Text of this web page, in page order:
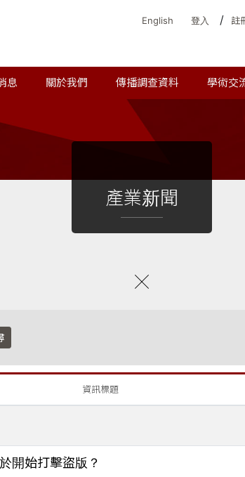
English 登入 / 註
息 關於我們 傳播調查資料 學術交
產業新聞
資訊標題
開始打擊盜版？